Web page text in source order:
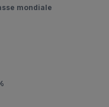
mondiale